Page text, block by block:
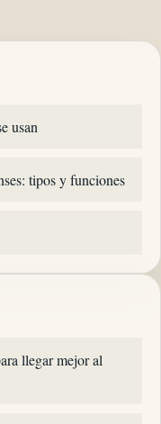
usan
tipos y funciones
llegar mejor al